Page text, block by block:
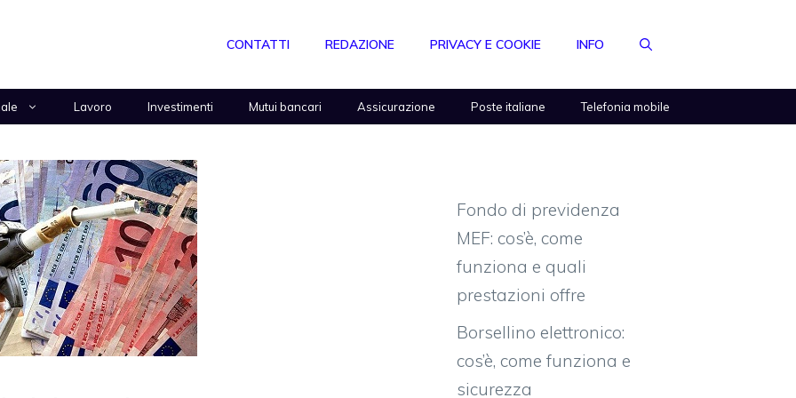
CONTATTI REDAZIONE PRIVACY E COOKIE INFO
Lavoro Investimenti Mutui bancari Assicurazione Poste italiane Telefonia mobile
Fondo di previdenza
MEF: cos’è, come
funziona e quali
prestazioni offre
Borsellino elettronico:
cos’è, come funziona e
sicurezza